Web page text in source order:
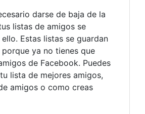
darse de baja de la
listas de amigos se
Estas listas se guardan
ya no tienes que
de Facebook. Puedes
lista de mejores amigos,
amigos o como creas